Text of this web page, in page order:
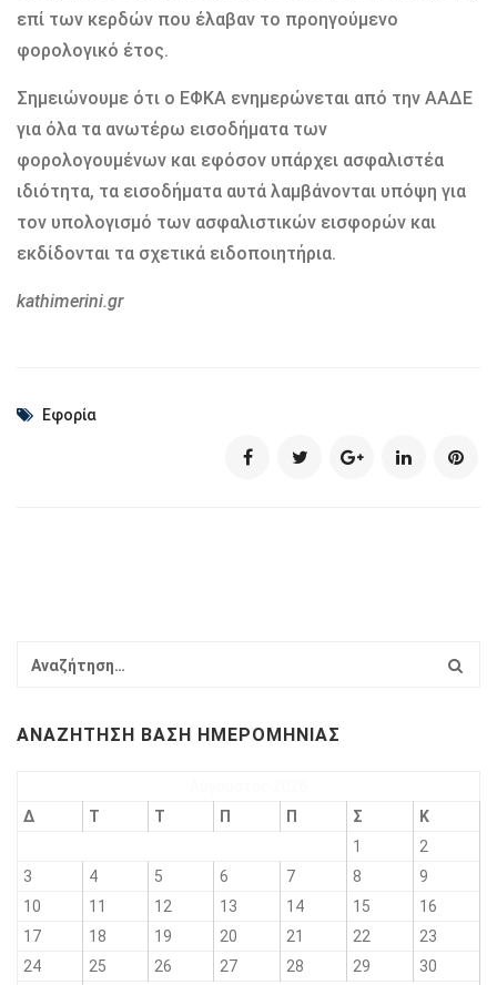
επί των κερδών που έλαβαν το προηγούμενο
φορολογικό έτος.
Σημειώνουμε ότι ο ΕΦΚΑ ενημερώνεται από την ΑΑΔΕ
για όλα τα ανωτέρω εισοδήματα των
φορολογουμένων και εφόσον υπάρχει ασφαλιστέα
ιδιότητα, τα εισοδήματα αυτά λαμβάνονται υπόψη για
τον υπολογισμό των ασφαλιστικών εισφορών και
εκδίδονται τα σχετικά ειδοποιητήρια.
kathimerini.gr
Εφορία
ΑΝΑΖΉΤΗΣΗ ΒΆΣΗ ΗΜΕΡΟΜΗΝΊΑΣ
Δ
Τ Τ Π Π Σ
Κ
1
2
3
4 5 6 7 8
9
10
11 12 13 14 15
16
17
18 19 20 21 22
23
24
25 26 27 28 29
30